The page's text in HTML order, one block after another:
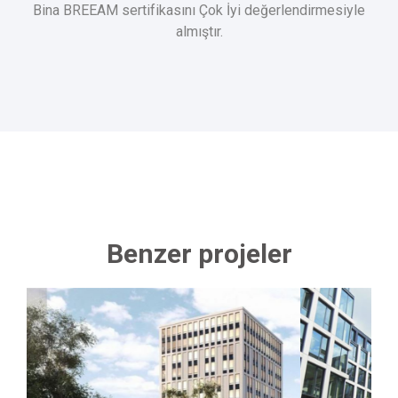
Bina BREEAM sertifikasını Çok İyi değerlendirmesiyle
almıştır.
Benzer projeler